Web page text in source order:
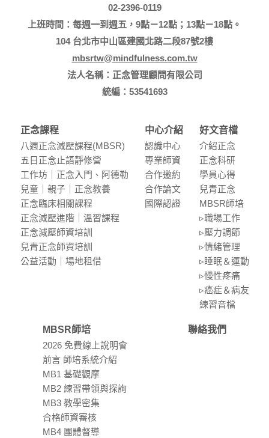
02-2396-0119
上班時間：每週一到週五，9點－12點；13點－18點。
104 台北市中山區建國北路二段87號2樓
mbsrtw@mindfulness.com.tw
法人名稱：正念管理顧問有限公司
統編：53541693
正念課程
八週正念減壓課程(MBSR)
五⽇正念⽌語靜修營
⼯作坊｜正念入門、阿德勒
兒童｜親⼦｜正念教養
正念臨床相關課程
正念減壓進階｜溫習課程
正念減壓師資培訓
兒青正念師資培訓
公益活動｜場地租借
中心介紹
認識中⼼
專業師資
合作邀約
合作論⽂
國際認證
好文音檔
介紹正念
正念科研
學員⼼得
兒青正念
MBSR師培
▹職場⼯作
▹壓⼒調節
▹情緒管理
▹睡眠＆運動
▹慢性疼痛
▹癌症＆病友
練習⾳檔
MBSR師培
2026 免費線上說明會
前言 師培系統介紹
MB1 基礎觀摩
MB2 練習帶領與探詢
MB3 教學密集
合格師資審核
MB4 團體督導
聯絡我們